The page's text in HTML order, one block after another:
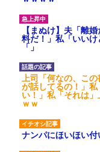
【まぬけ】夫「離
料だ！」私「いい
「」
上司「何なの、こ
が話してるの！」
い！」私「それは
ｗｗ
ナンパにほいほい